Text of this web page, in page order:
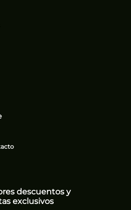
descuentos y
exclusivos